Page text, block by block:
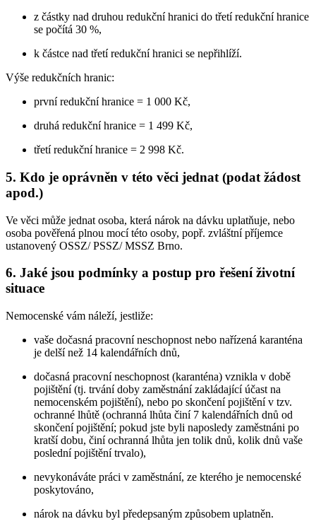
z částky nad druhou redukční hranici do třetí redukční hranice
se počítá 30 %,
k částce nad třetí redukční hranici se nepřihlíží.
Výše redukčních hranic:
první redukční hranice = 1 000 Kč,
druhá redukční hranice = 1 499 Kč,
třetí redukční hranice = 2 998 Kč.
5. Kdo je oprávněn v této věci jednat (podat žádost
apod.)
Ve věci může jednat osoba, která nárok na dávku uplatňuje, nebo
osoba pověřená plnou mocí této osoby, popř. zvláštní příjemce
ustanovený OSSZ/ PSSZ/ MSSZ Brno.
6. Jaké jsou podmínky a postup pro řešení životní
situace
Nemocenské vám náleží, jestliže:
vaše dočasná pracovní neschopnost nebo nařízená karanténa
je delší než 14 kalendářních dnů,
dočasná pracovní neschopnost (karanténa) vznikla v době
pojištění (tj. trvání doby zaměstnání zakládající účast na
nemocenském pojištění), nebo po skončení pojištění v tzv.
ochranné lhůtě (ochranná lhůta činí 7 kalendářních dnů od
skončení pojištění; pokud jste byli naposledy zaměstnáni po
kratší dobu, činí ochranná lhůta jen tolik dnů, kolik dnů vaše
poslední pojištění trvalo),
nevykonáváte práci v zaměstnání, ze kterého je nemocenské
poskytováno,
nárok na dávku byl předepsaným způsobem uplatněn.